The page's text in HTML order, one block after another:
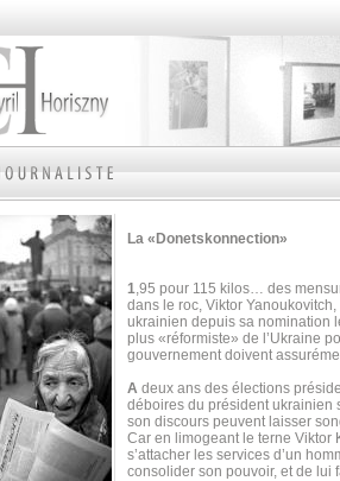
La «Donetskonnection»
1,95 pour 115 kilos… des
dans le roc, Viktor
ukrainien depuis sa nomination
plus «réformiste» de l’Ukraine
gouvernement doivent
A deux ans des élections
déboires du président ukrainien
son discours peuvent laisser
Car en limogeant le terne Viktor
s’attacher les services d’un
consolider son pouvoir, et de lui